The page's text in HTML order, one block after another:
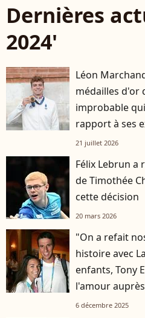
Dernières
2024'
Léon
médailles d'or
improbable
rapport à ses
21 juillet 2026
Félix Lebrun a
de Timothée
cette décision
20 mars 2026
"On a refait
histoire avec
enfants, Tony
l'amour
6 décembre 2025